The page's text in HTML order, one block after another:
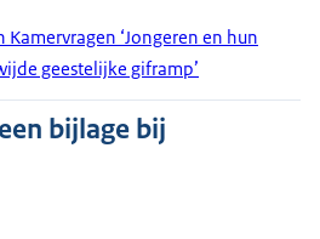
‘Jongeren en hun
geestelijke giframp’
bijlage bij